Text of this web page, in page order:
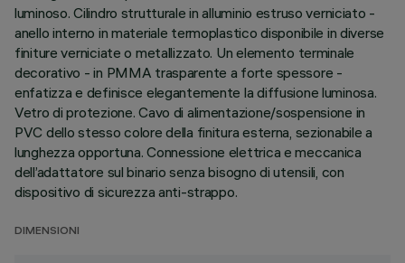
luminoso. Cilindro strutturale in alluminio estruso verniciato -
anello interno in materiale termoplastico disponibile in diverse
finiture verniciate o metallizzato. Un elemento terminale
decorativo - in PMMA trasparente a forte spessore -
enfatizza e definisce elegantemente la diffusione luminosa.
Vetro di protezione. Cavo di alimentazione/sospensione in
PVC dello stesso colore della finitura esterna, sezionabile a
lunghezza opportuna. Connessione elettrica e meccanica
dell’adattatore sul binario senza bisogno di utensili, con
dispositivo di sicurezza anti-strappo.
DIMENSIONI